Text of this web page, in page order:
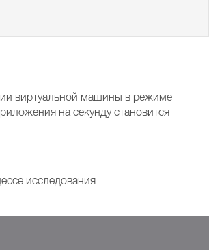
виртуальной машины в режиме
на секунду становится
исследования